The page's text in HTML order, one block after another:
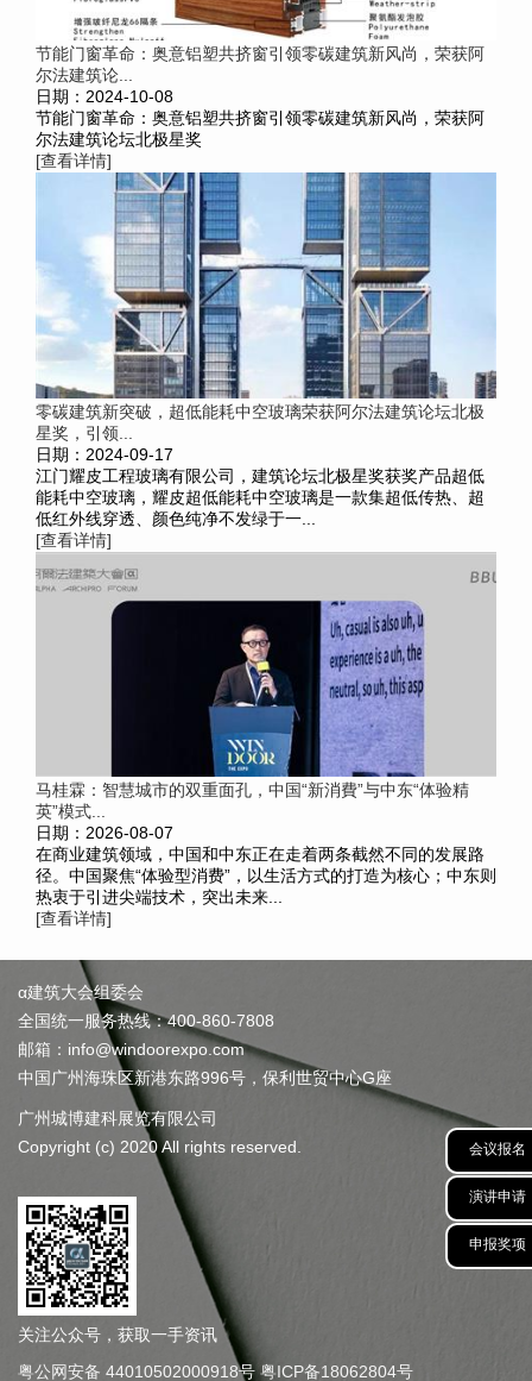
会议报名
演讲申请
申报奖项
节能门窗革命：奥意铝塑共挤窗引领零碳建筑新风尚，荣获阿
尔法建筑论...
日期：2024-10-08
节能门窗革命：奥意铝塑共挤窗引领零碳建筑新风尚，荣获阿
尔法建筑论坛北极星奖
[查看详情]
零碳建筑新突破，超低能耗中空玻璃荣获阿尔法建筑论坛北极
星奖，引领...
日期：2024-09-17
江门耀皮工程玻璃有限公司，建筑论坛北极星奖获奖产品超低
能耗中空玻璃，耀皮超低能耗中空玻璃是一款集超低传热、超
低红外线穿透、颜色纯净不发绿于一...
[查看详情]
马桂霖：智慧城市的双重面孔，中国“新消費”与中东“体验精
英”模式...
日期：2026-08-07
在商业建筑领域，中国和中东正在走着两条截然不同的发展路
径。中国聚焦“体验型消费”，以生活方式的打造为核心；中东则
热衷于引进尖端技术，突出未来...
[查看详情]
α建筑大会组委会
全国统一服务热线：400-860-7808
邮箱：info@windoorexpo.com
中国广州海珠区新港东路996号，保利世贸中心G座
广州城博建科展览有限公司
Copyright (c) 2020 All rights reserved.
关注公众号，获取一手资讯
粤公网安备 44010502000918号 粤ICP备18062804号